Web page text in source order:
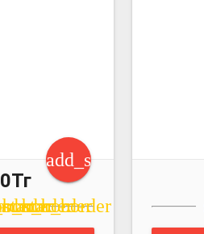
add_shopping_cart
star_border
star_border